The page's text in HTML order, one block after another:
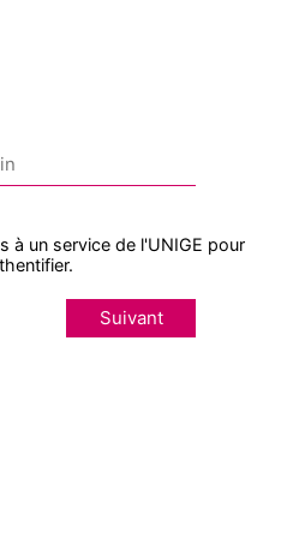
à un service de l'UNIGE pour
Suivant